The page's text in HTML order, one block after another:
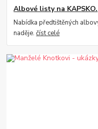
Albové listy na KAPSKO.
Nabídka předtištěných
naděje.číst celé